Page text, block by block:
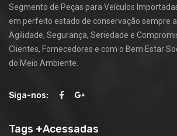
Segmento de Peças para Veículos
em perfeito estado de conservação sempre
Agilidade, Segurança, Seriedade e
Clientes, Fornecedores e com o Bem Estar
do Meio Ambiente.
Siga-nos:
Tags +Acessadas